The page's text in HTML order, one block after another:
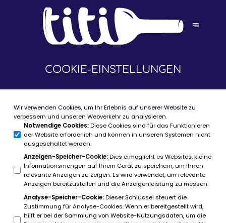
COOKIE-EINSTELLUNGEN
Wir verwenden Cookies, um Ihr Erlebnis auf unserer Website zu
verbessern und unseren Webverkehr zu analysieren.
Notwendige Cookies: Diese Cookies sind für das Funktionieren
der Website erforderlich und können in unseren Systemen nicht
ausgeschaltet werden.
Anzeigen-Speicher-Cookie: Dies ermöglicht es Websites, kleine
Informationsmengen auf Ihrem Gerät zu speichern, um Ihnen
relevante Anzeigen zu zeigen. Es wird verwendet, um relevante
Anzeigen bereitzustellen und die Anzeigenleistung zu messen.
Analyse-Speicher-Cookie: Dieser Schlüssel steuert die
Zustimmung für Analyse-Cookies. Wenn er bereitgestellt wird,
hilft er bei der Sammlung von Website-Nutzungsdaten, um die